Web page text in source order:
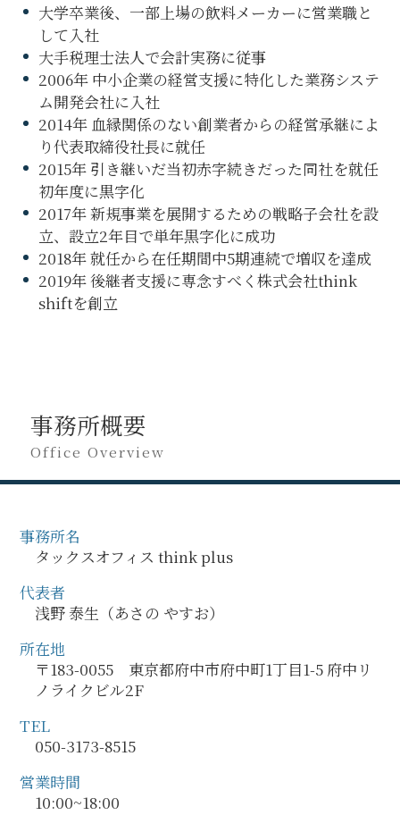
大学卒業後、一部上場の飲料メーカーに営業職と
して入社
大手税理士法人で会計実務に従事
2006年 中小企業の経営支援に特化した業務システ
ム開発会社に入社
2014年 血縁関係のない創業者からの経営承継によ
り代表取締役社長に就任
2015年 引き継いだ当初赤字続きだった同社を就任
初年度に黒字化
2017年 新規事業を展開するための戦略子会社を設
立、設立2年目で単年黒字化に成功
2018年 就任から在任期間中5期連続で増収を達成
2019年 後継者支援に専念すべく株式会社think
shiftを創立
事務所概要
Office Overview
事務所名
タックスオフィス think plus
代表者
浅野 泰生（あさの やすお）
所在地
〒183-0055 東京都府中市府中町1丁目1-5 府中リ
ノライクビル2F
TEL
050-3173-8515
営業時間
10:00~18:00